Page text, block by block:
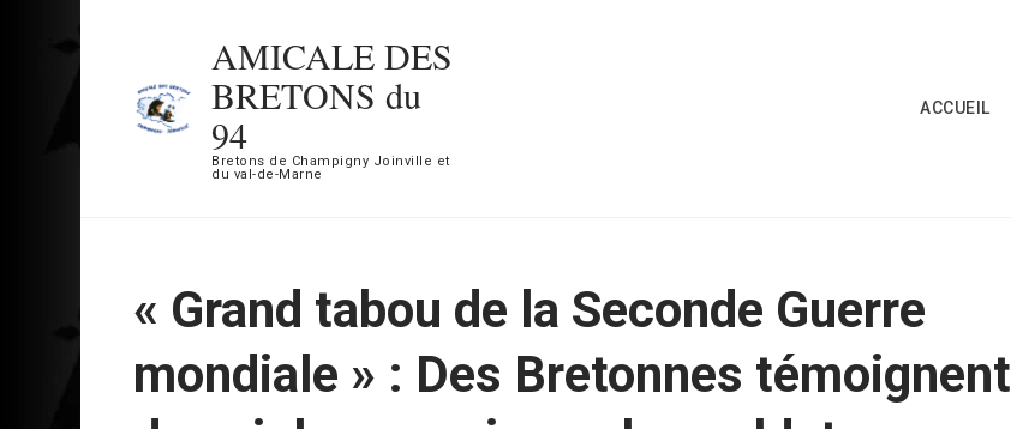
contenu
(Pressez
AMICALE DES
BRETONS du
94
Bretons de Champigny Joinville et
du val-de-Marne
ACCUEIL
« Grand tabou de la Seconde Guerre
mondiale » : Des Bretonnes témoignent